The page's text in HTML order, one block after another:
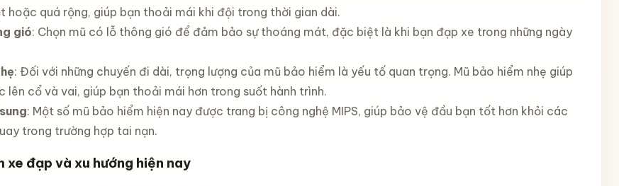
hoặc quá rộng, giúp bạn thoải mái khi đội trong thời gian dài.
gió: Chọn mũ có lỗ thông gió để đảm bảo sự thoáng mát, đặc biệt là khi bạn đạp xe trong những ngày
: Đối với những chuyến đi dài, trọng lượng của mũ bảo hiểm là yếu tố quan trọng. Mũ bảo hiểm nhẹ giúp
lên cổ và vai, giúp bạn thoải mái hơn trong suốt hành trình.
: Một số mũ bảo hiểm hiện nay được trang bị công nghệ MIPS, giúp bảo vệ đầu bạn tốt hơn khỏi các
trong trường hợp tai nạn.
xe đạp và xu hướng hiện nay